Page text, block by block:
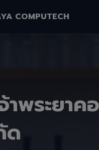
COMPUTECH
าพระยา
ด